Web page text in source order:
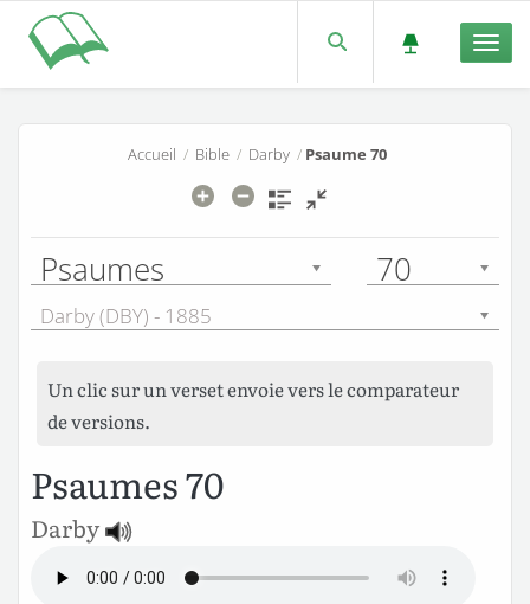
Accueil / Bible/ Darby/ Psaume 70
Psaumes 70
Darby (DBY) - 1885
Un clic sur un verset envoie vers le comparateur
de versions.
Psaumes 70
Darby